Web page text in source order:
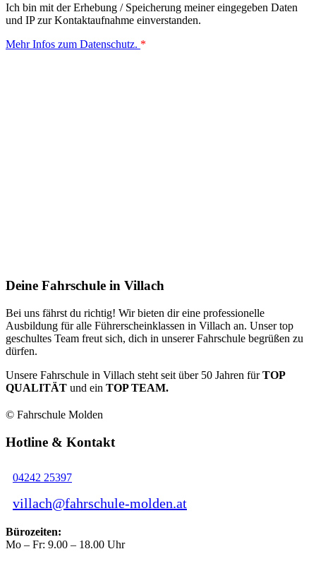
Ich bin mit der Erhebung / Speicherung meiner eingegeben Daten
und IP zur Kontaktaufnahme einverstanden.
Mehr Infos zum Datenschutz. *
Deine Fahrschule in Villach
Bei uns fährst du richtig! Wir bieten dir eine professionelle
Ausbildung für alle Führerscheinklassen in Villach an. Unser top
geschultes Team freut sich, dich in unserer Fahrschule begrüßen zu
dürfen.
Unsere Fahrschule in Villach steht seit über 50 Jahren fürTOP
QUALITÄT und ein TOP TEAM.
© Fahrschule Molden
Hotline & Kontakt
04242 25397
villach@fahrschule-molden.at
Bürozeiten:
Mo – Fr: 9.00 – 18.00 Uhr